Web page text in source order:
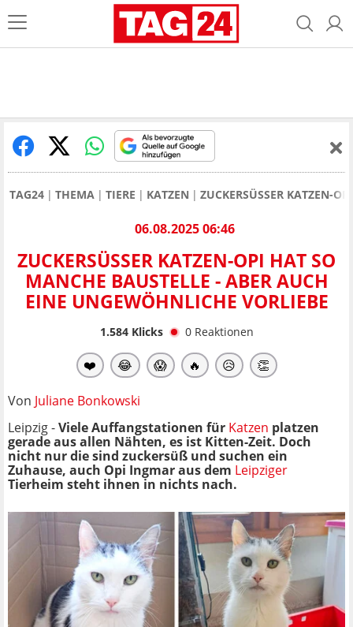
TAG24 THEMA TIERE KATZEN ZUCKERSÜSSER KATZEN-
06.08.2025 06:46
ZUCKERSÜSSER KATZEN-OPI HAT SO M
ANCHE BAUSTELLE - ABER AUCH E
INE UNGEWÖHNLICHE VORLIEBE
1.584Klicks 0 Reaktionen
❤️ 😂 😱 🔥 😥 👏
Von Juliane Bonkowski
Leipzig -Viele Auffangstationen für Katzen platzen
gerade aus allen Nähten, es ist Kitten-Zeit. Doch
nicht nur die sind zuckersüß und suchen ein
Zuhause, auch Opi Ingmar aus dem Leipziger
Tierheim steht ihnen in nichts nach.